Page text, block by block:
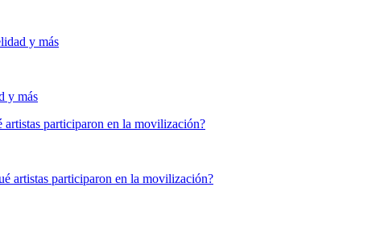
y más
artistas participaron en la movilización?